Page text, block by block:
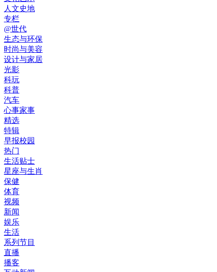
人文史地
专栏
@世代
生态与环保
时尚与美容
设计与家居
光影
科玩
科普
汽车
心事家事
精选
特辑
早报校园
热门
生活贴士
星座与生肖
保健
体育
视频
新闻
娱乐
生活
系列节目
直播
播客